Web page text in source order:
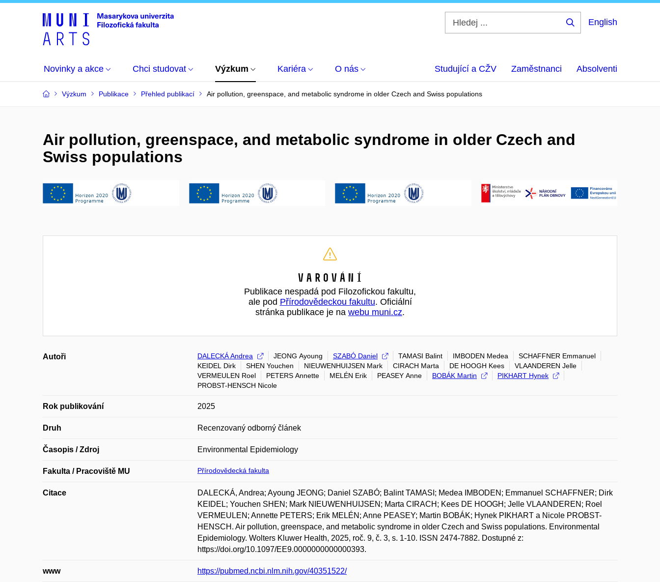
English
Novinky a akce Chci studovat Výzkum Kariéra O nás Studující a CŽV Zaměstnanci Absolventi
Výzkum Publikace Přehled publikací Air pollution, greenspace, and metabolic syndrome in older Czech and Swiss populations
Air pollution, greenspace, and metabolic syndrome in older Czech and
Swiss populations
Varování
Publikace nespadá pod Filozofickou fakultu,
ale pod Přírodovědeckou fakultu. Oficiální
stránka publikace je na webu muni.cz.
Autoři DALECKÁ Andrea JEONG Ayoung SZABÓ Daniel TAMASI Balint IMBODEN Medea
SCHAFFNER Emmanuel
KEIDEL Dirk
SHEN Youchen NIEUWENHUIJSEN Mark CIRACH Marta DE HOOGH Kees
VLAANDEREN Jelle
VERMEULEN Roel
PETERS Annette MELÉN Erik PEASEY Anne BOBÁK Martin
PIKHART Hynek
PROBST-HENSCH Nicole
Rok publikování 2025
Druh Recenzovaný odborný článek
Časopis / Zdroj Environmental Epidemiology
Fakulta / Pracoviště MU Přírodovědecká fakulta
Citace
DALECKÁ, Andrea; Ayoung JEONG; Daniel SZABÓ; Balint TAMASI; Medea IMBODEN; Emmanuel SCHAFFNER; Dirk
KEIDEL; Youchen SHEN; Mark NIEUWENHUIJSEN; Marta CIRACH; Kees DE HOOGH; Jelle VLAANDEREN; Roel
VERMEULEN; Annette PETERS; Erik MELÉN; Anne PEASEY; Martin BOBÁK; Hynek PIKHART a Nicole PROBST-
HENSCH. Air pollution, greenspace, and metabolic syndrome in older Czech and Swiss populations. Environmental
Epidemiology. Wolters Kluwer Health, 2025, roč. 9, č. 3, s. 1-10. ISSN 2474-7882. Dostupné z:
https://doi.org/10.1097/EE9.0000000000000393.
www https://pubmed.ncbi.nlm.nih.gov/40351522/